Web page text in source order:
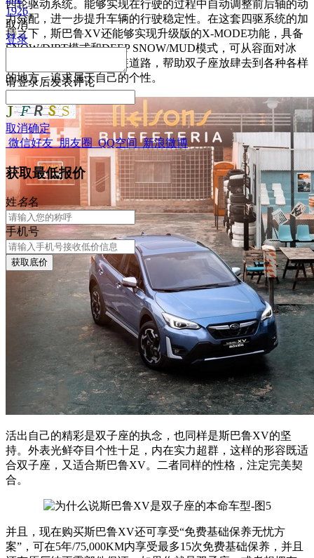
四轮驱动系统。能够实现在行驶的过程中自动调整前后轴的动
力分配，进一步提升车辆的行驶稳定性。在这套四驱系统的加
持之下，斯巴鲁XV还能够实现升级版的X-MODE功能，具备
SNOW/DIRT模式和DEEP SNOW/MUD模式，可从容面对冰
雪、沙石、泥地等非铺装道路，帮助双子座放肆去到各种各样
的地方，追求属于自己的个性。
活出自己的精彩是双子座的执念，也同样是斯巴鲁XV的坚
持。外表光鲜夺目个性十足，内在实力超群，这样的形容既适
合双子座，又适合斯巴鲁XV。二者同样的性格，注定完美契
合。
并且，现在购买斯巴鲁XV还可享受“免费基础保养无忧方
案”，可在5年/75,000KM内享受最多15次免费基础保养，并且
1926
取消
登录
请登录后发表评论
取消确定
微信好友 朋友圈 QQ空间 新浪微博
获取最低报价
姓名名
手机号
获取底价